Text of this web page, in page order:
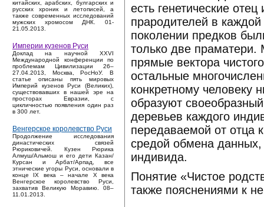
китайских, арабских, булгарских и
русских хроник и летописей, а
также современных исследований
мужских хромосом ДНК. 01-
21.05.2013.
Империи кузенов Руси
Доклад на научной XXVI
Международной конференции по
проблемам Цивилизации 26–
27.04.2013, Москва, РосНоУ. В
статье описаны пять мировых
Империй кузенов Руси (Великих),
существовавших в нашей эре на
просторах Евразии, с
цикличностью появления один раз
в 300 лет.
Венгерское королевство Руси
Продолжение исследования
династических связей
Рюриковичей. Кузен Рюрика
Алмуш/Альмош и его дети Казан/
Курсан и Арбат/Арпад, все
этнические угоры Руси, основали в
конце IX века – начале X века
Венгерское королевство Руси,
захватив Великую Моравию. 08–
11.01.2013.
есть генетические
прародителей в
поколении предков
только две праматери.
прямые вектора
остальные
конкретному человеку
образуют
деревьев каждого
передаваемой от отца
средой обмена данных,
индивида.
Понятие «Чистое
также пояснениями к